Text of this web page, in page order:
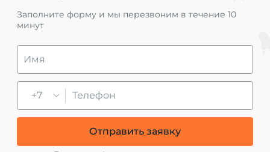
Заполните форму и мы перезвоним в течение 10
минут
+7
Отправить заявку